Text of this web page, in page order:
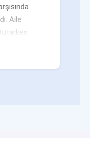
Aile